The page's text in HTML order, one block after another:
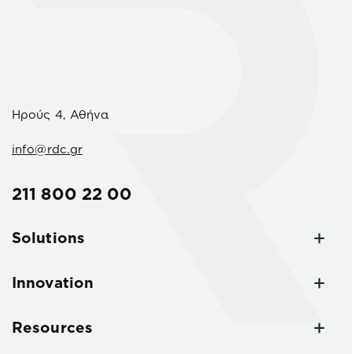
Ηρούς 4, Αθήνα
info@rdc.gr
211 800 22 00
Solutions
Innovation
Resources